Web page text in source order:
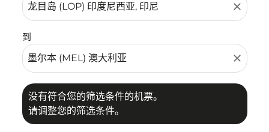
close
到
close
没有符合您的筛选条件的机票。
请调整您的筛选条件。